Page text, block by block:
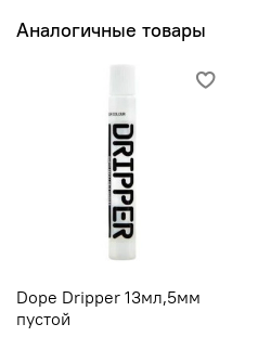
Аналогичные товары
Dope Dripper 13мл,5мм
пустой